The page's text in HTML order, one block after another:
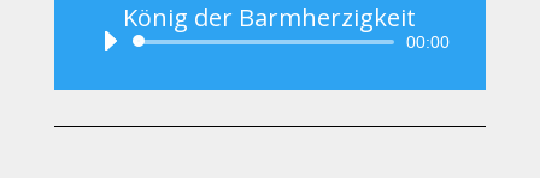
König der Barmherzigkeit
Audio-
00:00